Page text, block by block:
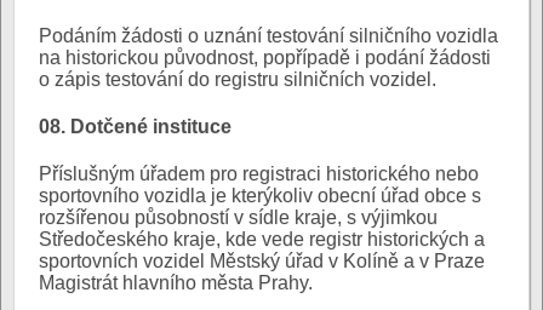
Podáním žádosti o uznání testování silničního vozidla
na historickou původnost, popřípadě i podání žádosti
o zápis testování do registru silničních vozidel.
08. Dotčené instituce
Příslušným úřadem pro registraci historického nebo
sportovního vozidla je kterýkoliv obecní úřad obce s
rozšířenou působností v sídle kraje, s výjimkou
Středočeského kraje, kde vede registr historických a
sportovních vozidel Městský úřad v Kolíně a v Praze
Magistrát hlavního města Prahy.